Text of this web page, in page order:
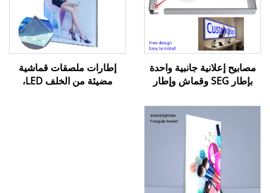
مصابيح إعلانية جانبية واحدة
بإطار SEG وقماش وإطار
المجمعات التجارية
إطارات ملصقات قماشية
مضيئة من الخلف LED،